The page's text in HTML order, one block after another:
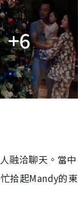
+6
融洽聊天。當中
拾起Mandy的東